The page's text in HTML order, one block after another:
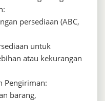
persediaan (ABC,
untuk
atau kekurangan
Pengiriman:
barang,